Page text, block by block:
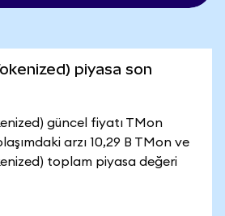
piyasa son
güncel fiyatı TMon
arzı 10,29 B TMon ve
toplam piyasa değeri